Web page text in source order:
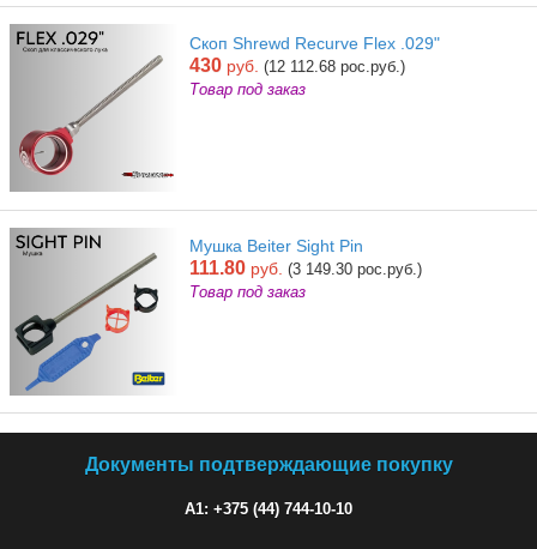
Скоп Shrewd Recurve Flex .029"
430 руб. (12 112.68 рос.руб.)
Товар под заказ
Мушка Beiter Sight Pin
111.80 руб. (3 149.30 рос.руб.)
Товар под заказ
Документы подтверждающие покупку
A1: +375 (44) 744-10-10